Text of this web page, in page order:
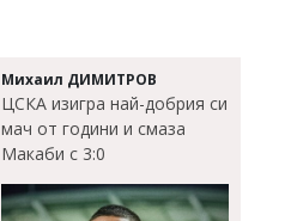
Михаил ДИМИТРОВ
ЦСКА изигра най-добрия си
мач от години и смаза
Макаби с 3:0